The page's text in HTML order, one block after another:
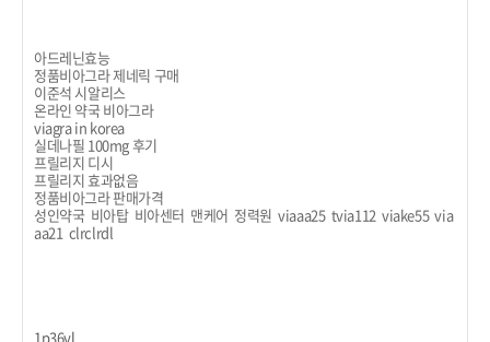
아드레닌효능
정품비아그라 제네릭 구매
이준석 시알리스
온라인 약국 비아그라
viagra in korea
실데나필 100mg 후기
프릴리지 디시
프릴리지 효과없음
정품비아그라 판매가격
성인약국 비아탑 비아센터 맨케어 정력원 viaaa25 tvia112 viake55 via
aa21 clrclrdl
1p36yl